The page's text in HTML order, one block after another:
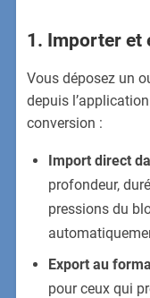
1. Importer et
Vous déposez un
depuis
conversion :
Import direct
profondeur,
pressions du
Export au
pour ceux qui